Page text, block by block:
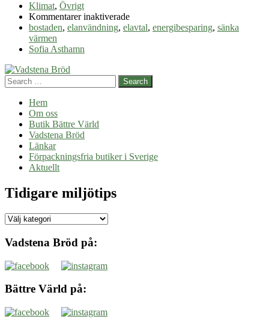
Klimat, Övrigt
Kommentarer inaktiveradeför
Bostaden
bostaden, elanvändning, elavtal, energibesparing, sänka
värmen
Sofia Asthamn
Search
Hem
Om oss
Butik Bättre Värld
Vadstena Bröd
Länkar
Förpackningsfria butiker i Sverige
Aktuellt
Tidigare miljötips
Tidigare
Vadstena Bröd på:
Bättre Värld på: